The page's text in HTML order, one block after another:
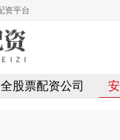
资平台
股票配资公司